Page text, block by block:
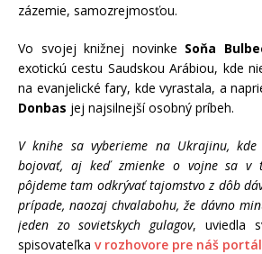
zázemie, samozrejmosťou.
Vo svojej knižnej novinke Soňa
exotickú cestu Saudskou Arábiou, kde
na evanjelické fary, kde vyrastala, a
Donbas jej najsilnejší osobný príbeh.
V knihe sa vyberieme na Ukrajinu, kde
bojovať, aj keď zmienke o vojne sa v
pôjdeme tam odkrývať tajomstvo z dôb
prípade, naozaj chvalabohu, že dávno
jeden zo sovietskych gulagov, uviedla
spisovateľka v rozhovore pre náš portál